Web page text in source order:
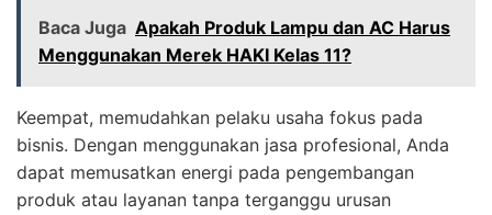
Baca Juga Apakah Produk Lampu dan AC Harus
Menggunakan Merek HAKI Kelas 11?
Keempat, memudahkan pelaku usaha fokus pada
bisnis. Dengan menggunakan jasa profesional, Anda
dapat memusatkan energi pada pengembangan
produk atau layanan tanpa terganggu urusan